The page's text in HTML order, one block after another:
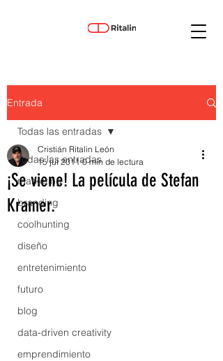
Entrada
Todas las entradas
marketing
branding
coolhunting
diseño
entretenimiento
futuro
blog
data-driven creativity
emprendimiento
Todas las entradas
¡Se viene! La película de Stefan
Kramer.
Cristián Ritalin León
15 jul 2011 0 min de lectura